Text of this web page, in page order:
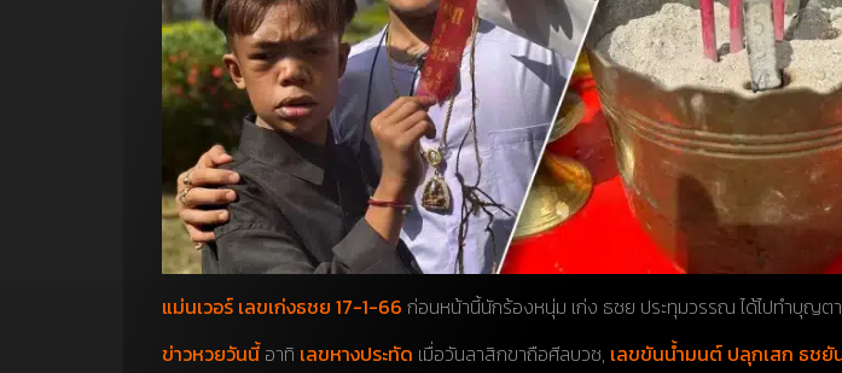
แม่นเวอร์ เลขเก่งธชย 17-1-66 ก่อนหน้านี้นักร้องหนุ่ม เก่ง ธชย ประทุมวรรณ ได้ไปทำบุญ
ข่าวหวยวันนี้อาทิ เลขหางประทัด เมื่อวันลาสิกขาถือศีลบวช, เลขขันน้ำมนต์ ปลุกเสก ธชยั